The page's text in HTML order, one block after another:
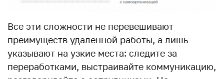
Все эти сложности не перевешивают
преимуществ удаленной работы, а лишь
указывают на узкие места: следите за
переработками, выстраивайте коммуникацию,